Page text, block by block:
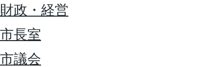
財政・経営
市長室
市議会